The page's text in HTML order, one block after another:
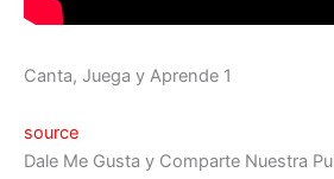
Canta, Juega y Aprende 1
source
Dale Me Gusta y Comparte Nuestra